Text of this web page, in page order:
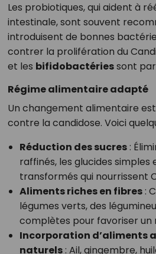
Les probiotiques, qui aident à
intestinale, sont souvent
introduisent de bonnes
contrer la prolifération du
et les bifidobactériessont
Régime alimentaire adapté
Un changement alimentaire
contre la candidose. Voici
Réduction des sucres:
raffinés, les glucides simples
transformés qui nourrissent
Aliments riches en fibres:
légumes verts, des
complètes pour favoriser un
Incorporation d’aliments
naturels: Ail, gingembre,